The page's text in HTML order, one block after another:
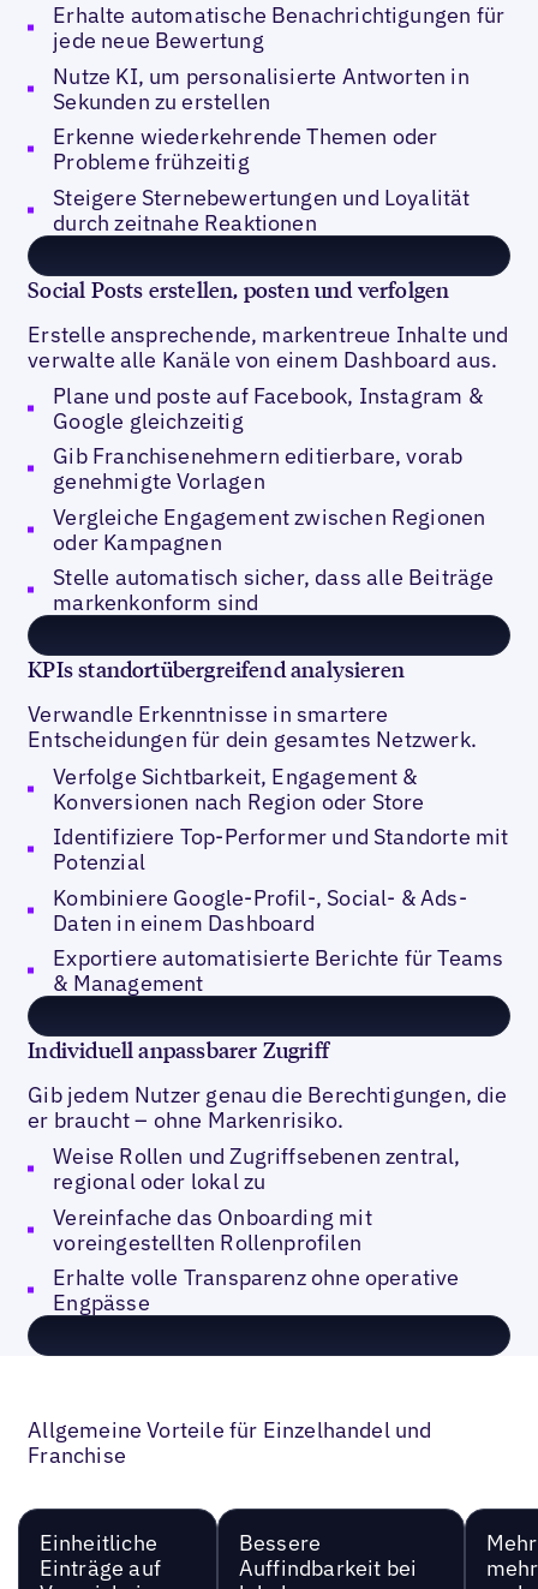
Erhalte automatische Benachrichtigungen für
jede neue Bewertung
Nutze KI, um personalisierte Antworten in
Sekunden zu erstellen
Erkenne wiederkehrende Themen oder
Probleme frühzeitig
Steigere Sternebewertungen und Loyalität
durch zeitnahe Reaktionen
Social Posts erstellen, posten und verfolgen
Erstelle ansprechende, markentreue Inhalte und
verwalte alle Kanäle von einem Dashboard aus.
Plane und poste auf Facebook, Instagram &
Google gleichzeitig
Gib Franchisenehmern editierbare, vorab
genehmigte Vorlagen
Vergleiche Engagement zwischen Regionen
oder Kampagnen
Stelle automatisch sicher, dass alle Beiträge
markenkonform sind
KPIs standortübergreifend analysieren
Verwandle Erkenntnisse in smartere
Entscheidungen für dein gesamtes Netzwerk.
Verfolge Sichtbarkeit, Engagement &
Konversionen nach Region oder Store
Identifiziere Top-Performer und Standorte mit
Potenzial
Kombiniere Google-Profil-, Social- & Ads-
Daten in einem Dashboard
Exportiere automatisierte Berichte für Teams
& Management
Individuell anpassbarer Zugriff
Gib jedem Nutzer genau die Berechtigungen, die
er braucht – ohne Markenrisiko.
Weise Rollen und Zugriffsebenen zentral,
regional oder lokal zu
Vereinfache das Onboarding mit
voreingestellten Rollenprofilen
Erhalte volle Transparenz ohne operative
Engpässe
Allgemeine Vorteile für Einzelhandel und
Franchise
Einheitliche
Einträge auf
Bessere
Auffindbarkeit bei